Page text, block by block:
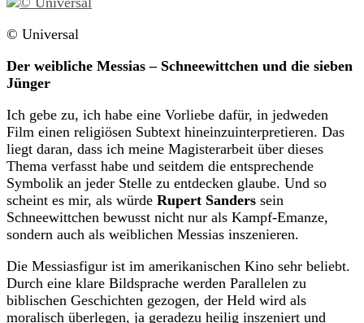
© Universal
Der weibliche Messias – Schneewittchen und die sieben
Jünger
Ich gebe zu, ich habe eine Vorliebe dafür, in jedweden
Film einen religiösen Subtext hineinzuinterpretieren. Das
liegt daran, dass ich meine Magisterarbeit über dieses
Thema verfasst habe und seitdem die entsprechende
Symbolik an jeder Stelle zu entdecken glaube. Und so
scheint es mir, als würde Rupert Sanders sein
Schneewittchen bewusst nicht nur als Kampf-Emanze,
sondern auch als weiblichen Messias inszenieren.
Die Messiasfigur ist im amerikanischen Kino sehr beliebt.
Durch eine klare Bildsprache werden Parallelen zu
biblischen Geschichten gezogen, der Held wird als
moralisch überlegen, ja geradezu heilig inszeniert und